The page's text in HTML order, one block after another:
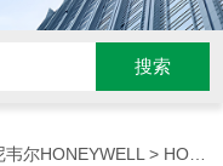
韦尔HONEYWELL> HONEYWELL开关